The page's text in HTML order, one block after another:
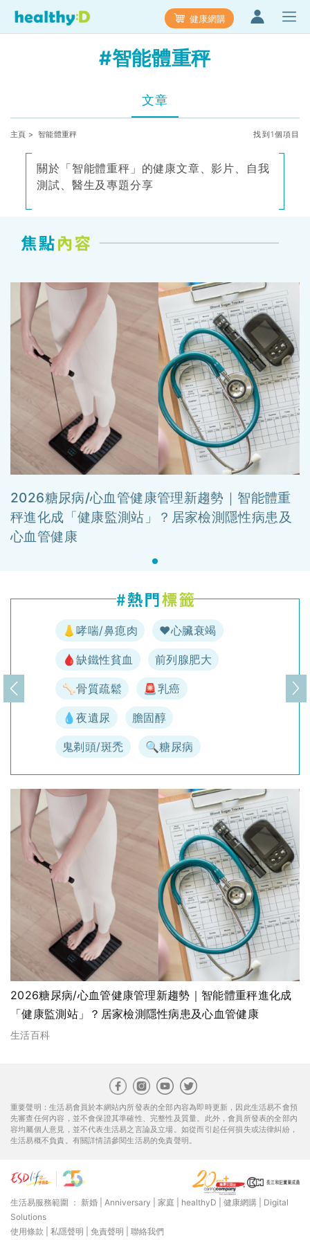
健康網購
#智能體重秤
文章
主頁 > 智能體重秤 找到1個項目
關於「智能體重秤」的健康文章、影片、自我
測試、醫生及專題分享
2026糖尿病/心血管健康管理新趨勢｜智能體重
秤進化成「健康監測站」？居家檢測隱性病患及
心血管健康
👃哮喘/鼻瘜肉 ♥️心臟衰竭
🩸缺鐵性貧血 前列腺肥大
🦴骨質疏鬆 🚨乳癌
💧夜遺尿 膽固醇
鬼剃頭/斑禿 🔍糖尿病
上一頁 下
2026糖尿病/心血管健康管理新趨勢｜智能體重秤進化成
「健康監測站」？居家檢測隱性病患及心血管健康
生活百科
重要聲明：生活易會員於本網站內所發表的全部內容為即時更新，因此生活易不會預
先審查任何內容，並不會保證其準確性、完整性及質量。此外，會員所發表的全部內
容均屬個人意見，並不代表生活易之言論及立場。如從而引起任何損失或法律糾紛，
生活易概不負責。有關詳情請參閱生活易的免責聲明。
生活易服務範圍 ： 新婚 Anniversary 家庭 healthyD 健康網購
Digital
Solutions
使用條款
私隱聲明 免責聲明 聯絡我們